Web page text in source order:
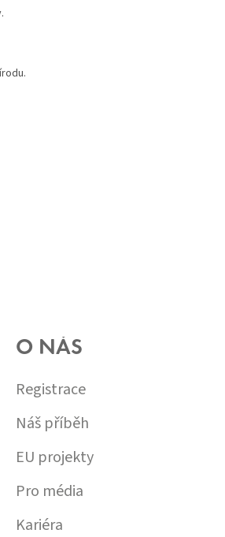
O NÁS
Registrace
Náš příběh
EU projekty
Pro média
Kariéra